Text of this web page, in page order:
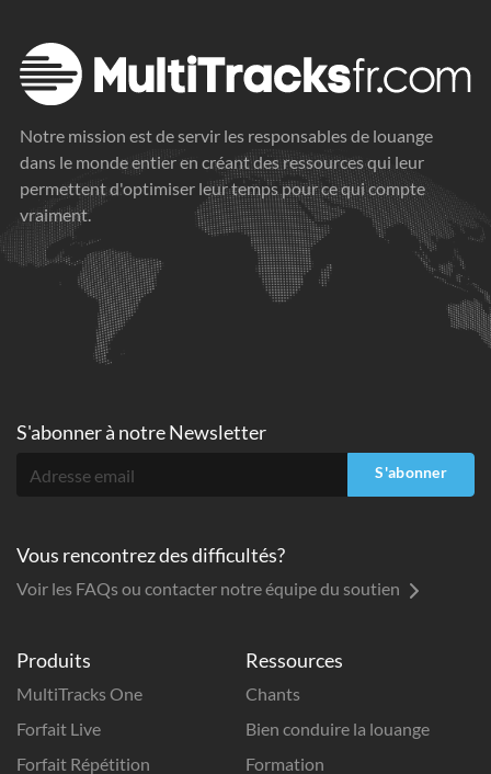
Notre mission est de servir les responsables de louange
dans le monde entier en créant des ressources qui leur
permettent d'optimiser leur temps pour ce qui compte
vraiment.
Produits
MultiTracks One
Forfait Live
Forfait Répétition
Ressources
Chants
Bien conduire la louange
Formation
S'abonner à notre Newsletter
S'abonner
Vous rencontrez des difficultés?
Voir les FAQs ou contacter notre équipe du soutien